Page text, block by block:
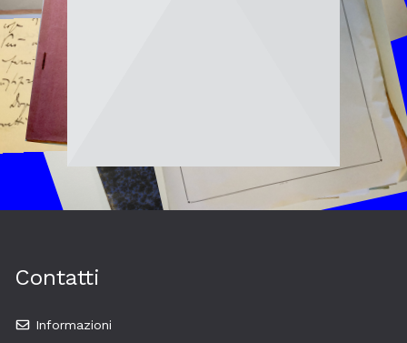
Contatti
Informazioni